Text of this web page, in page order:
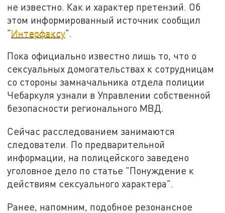
не известно. Как и характер претензий. Об
этом информированный источник сообщил
"Интерфаксу".
Пока официально известно лишь то, что о
сексуальных домогательствах к сотрудницам
со стороны замначальника отдела полиции
Чебаркуля узнали в Управлении собственной
безопасности регионального МВД.
Сейчас расследованием занимаются
следователи. По предварительной
информации, на полицейского заведено
уголовное дело по статье "Понуждение к
действиям сексуального характера".
Ранее, напомним, подобное резонансное